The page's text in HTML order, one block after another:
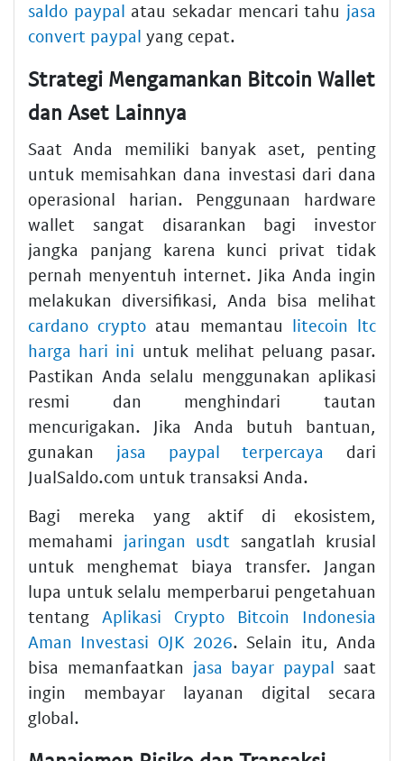
saldo paypal atau sekadar mencari tahu jasa
convert paypal yang cepat.
Strategi Mengamankan Bitcoin Wallet
dan Aset Lainnya
Saat Anda memiliki banyak aset, penting
untuk memisahkan dana investasi dari dana
operasional harian. Penggunaan hardware
wallet sangat disarankan bagi investor
jangka panjang karena kunci privat tidak
pernah menyentuh internet. Jika Anda ingin
melakukan diversifikasi, Anda bisa melihat
cardano crypto atau memantau litecoin ltc
harga hari ini untuk melihat peluang pasar.
Pastikan Anda selalu menggunakan aplikasi
resmi dan menghindari tautan
mencurigakan. Jika Anda butuh bantuan,
gunakan jasa paypal terpercaya dari
JualSaldo.com untuk transaksi Anda.
Bagi mereka yang aktif di ekosistem,
memahami jaringan usdt sangatlah krusial
untuk menghemat biaya transfer. Jangan
lupa untuk selalu memperbarui pengetahuan
tentang Aplikasi Crypto Bitcoin Indonesia
Aman Investasi OJK 2026. Selain itu, Anda
bisa memanfaatkan jasa bayar paypal saat
ingin membayar layanan digital secara
global.